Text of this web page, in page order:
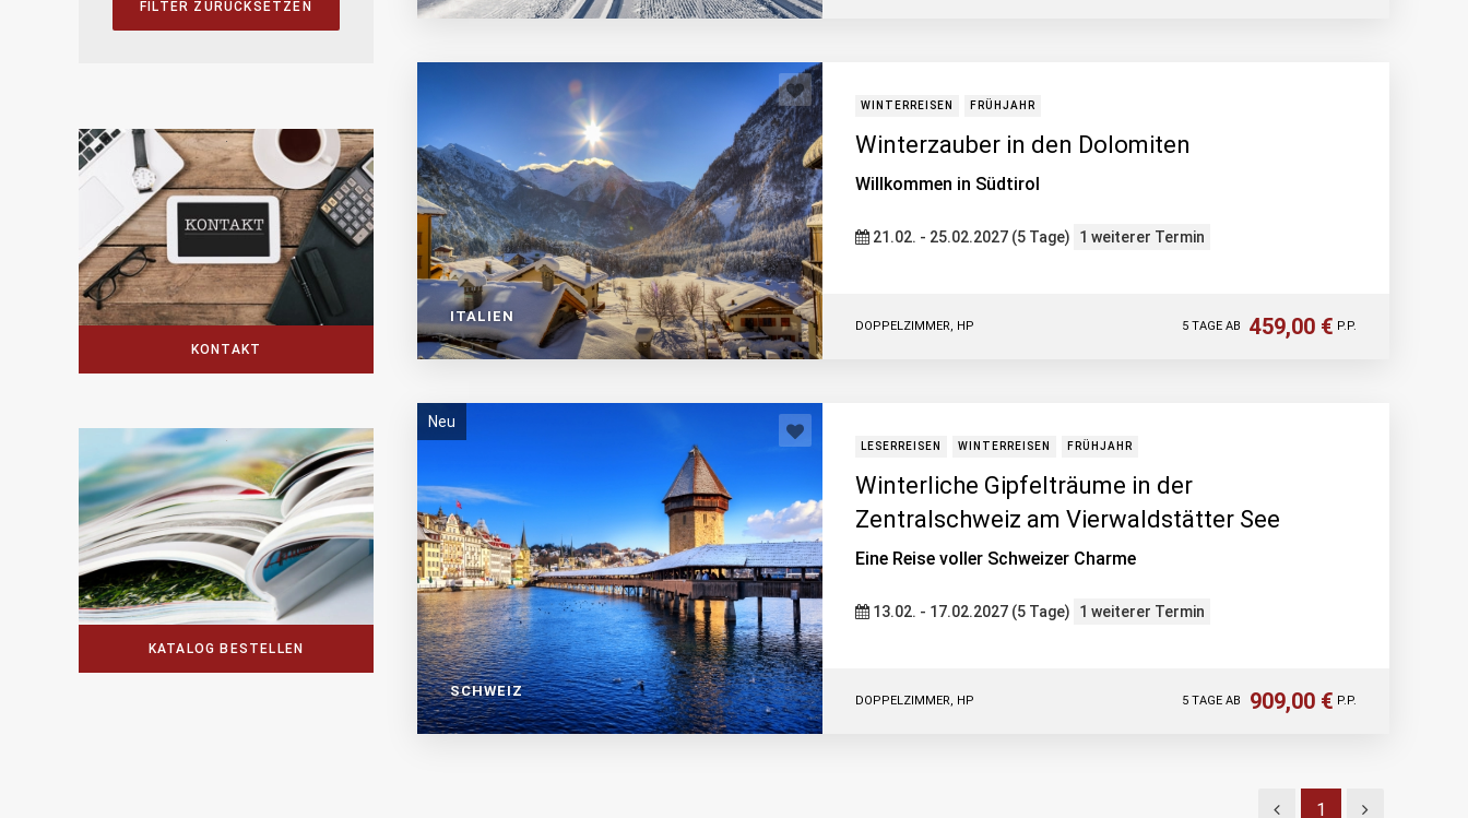
KONTAKT
KATALOG BESTELLEN
ITALIEN
WINTERREISEN FRÜHJAHR
Winterzauber in den Dolomiten
Willkommen in Südtirol
21.02. - 25.02.2027 (5 Tage) 1 weiterer Termin
5 TAGE AB 459,00 € P.P.
DOPPELZIMMER, HP
Neu
SCHWEIZ
LESERREISEN WINTERREISEN FRÜHJAHR
Winterliche Gipfelträume in der
Zentralschweiz am Vierwaldstätter See
Eine Reise voller Schweizer Charme
13.02. - 17.02.2027 (5 Tage) 1 weiterer Termin
5 TAGE AB 909,00 € P.P.
DOPPELZIMMER, HP
1